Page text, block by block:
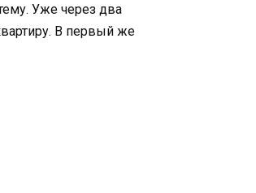
Уже через два
В первый же